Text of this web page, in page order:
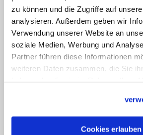
zu können und die Zugriffe auf
analysieren. Außerdem geben wir
Verwendung unserer Website an
soziale Medien, Werbung und
Partner führen diese Informationen
weiteren Daten zusammen, die Sie
Cookies erlauben
man sich der Möglichkeiten
der Entwicklung des
Lehramts bewusst. Die
jedoch nicht aufhören,
Wege zu suchen, um das